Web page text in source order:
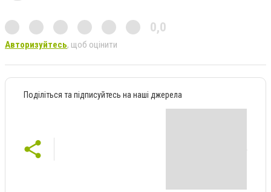
0,0
Авторизуйтесь, щоб оцінити
Поділіться та підписуйтесь на наші джерела